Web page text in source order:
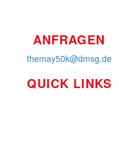
ANFRAGEN
themay50k@dmsg.de
QUICK LINKS